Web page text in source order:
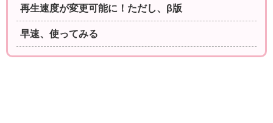
再生速度が変更可能に！ただし、β版
早速、使ってみる